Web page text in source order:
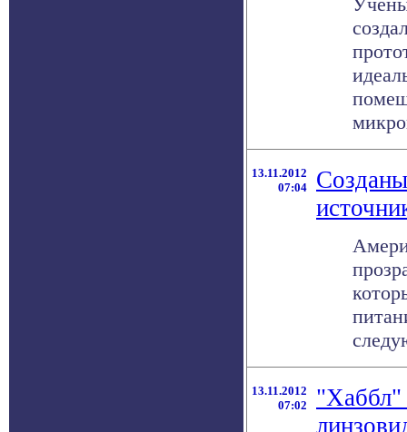
13.11.2012
07:04
13.11.2012
07:02
"Хаббл"